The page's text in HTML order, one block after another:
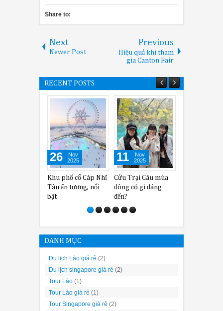
Share to:
Next
Newer Post
Previous
Hiệu quả khi tham
gia Canton Fair
RECENT POSTS
Khu phố cổ Cáp Nhĩ
Tân ấn tượng, nổi
Nov
2025
Cửu Trại Câu mùa
đông có gì đáng
đến?
11
Nov
2025
Kinh nghiệm khi
02
DANH MỤC
Du lịch Lào giá rẻ (2)
Du lịch singapore giá rẻ (2)
Tour Lào (1)
Tour Lào giá rẻ (1)
Tour Singapore giá rẻ (2)